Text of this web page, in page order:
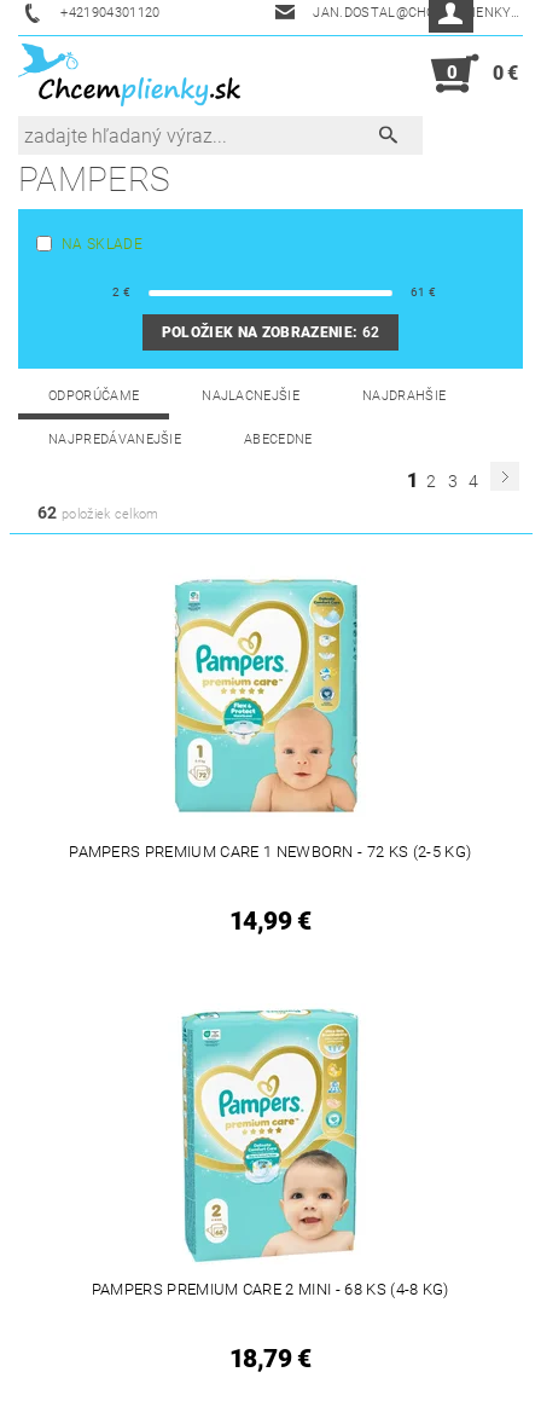
+421904301120 JAN.DOSTAL@CHCEMPLIENKY.SK
0 0 €
PAMPERS
NA SKLADE
2 € 61 €
POLOŽIEK NA ZOBRAZENIE: 62
ODPORÚČAME NAJLACNEJŠIE NAJDRAHŠIE
NAJPREDÁVANEJŠIE ABECEDNE
1 2 3
4
62 položiek celkom
PAMPERS PREMIUM CARE 1 NEWBORN - 72 KS (2-5 KG)
14,99 €
PAMPERS PREMIUM CARE 2 MINI - 68 KS (4-8 KG)
18,79 €